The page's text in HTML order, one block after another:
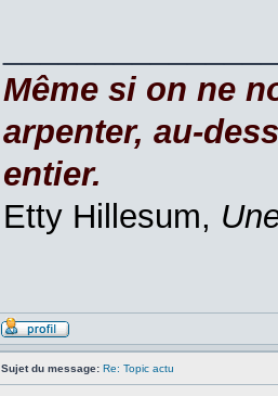
Même si on ne
arpenter, au-
entier.
Etty Hillesum,
Sujet du message: Re: Topic actu